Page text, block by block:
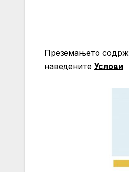
Преземањето
нaведените Услови